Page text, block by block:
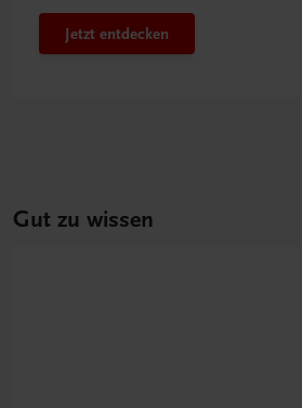
Jetzt entdecken
Gut zu wissen